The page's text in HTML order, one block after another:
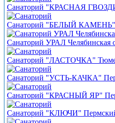
Санаторий "КРАСНАЯ
Санаторий "БЕЛЫЙ КАМЕНЬ"
Санаторий УРАЛ Челябинская
Санаторий "ЛАСТОЧКА"
Санаторий "УСТЬ-КАЧКА"
Санаторий "КРАСНЫЙ ЯР"
Санаторий "КЛЮЧИ"